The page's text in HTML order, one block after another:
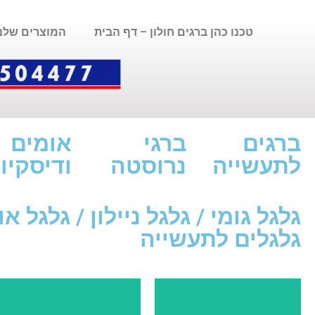
טכנו כהן ברגים חולון – דף הבית המוצרים
ברגים
לתעשייה
ברגי
נרוסטה
אומים
גלגל גומי / גלגל ניילון / גלגל
גלגלים לתעשייה